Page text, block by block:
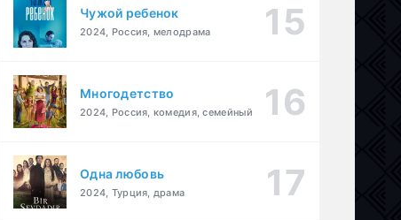
Чужой ребенок
2024, Россия, мелодрама
Многодетство
2024, Россия, комедия, семейный
Одна любовь
2024, Турция, драма